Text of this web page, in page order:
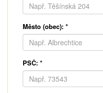
Město (obec): *
PSČ: *